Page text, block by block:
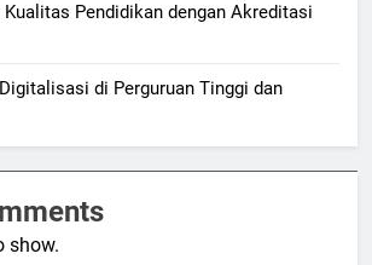
Pendidikan dengan Akreditasi
di Perguruan Tinggi dan
show.